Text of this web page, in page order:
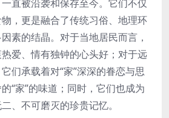
直被沿袭和保存至今。它们不仅
，更是融合了传统习俗、地理环
素的结晶。对于当地居民而言，
爱、情有独钟的心头好；对于远
们承载着对“家”深深的眷恋与思
“家”的味道；同时，它们也成为
、不可磨灭的珍贵记忆。